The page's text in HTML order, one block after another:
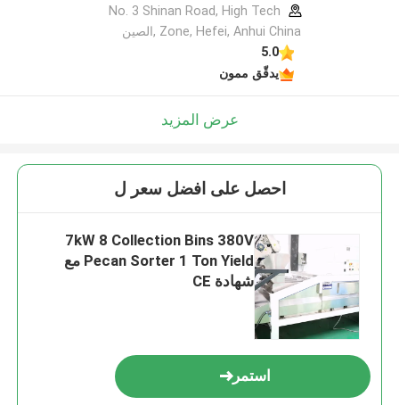
No. 3 Shinan Road, High Tech
Zone, Hefei, Anhui China ,الصين
5.0
يدقّق ممون
عرض المزيد
احصل على افضل سعر ل
7kW 8 Collection Bins 380V
Pecan Sorter 1 Ton Yield مع
شهادة CE
استمر